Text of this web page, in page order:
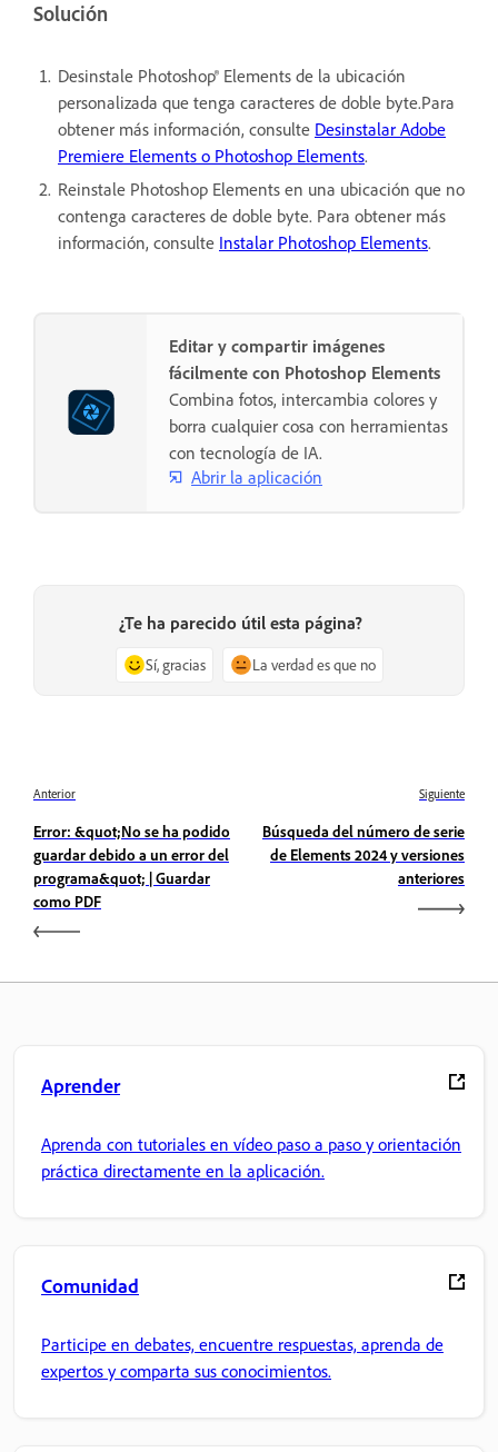
Solución
Desinstale Photoshop® Elements de la ubicación
personalizada que tenga caracteres de doble byte.Para
obtener más información, consulte Desinstalar Adobe
Premiere Elements o Photoshop Elements.
Reinstale Photoshop Elements en una ubicación que no
contenga caracteres de doble byte. Para obtener más
información, consulte Instalar Photoshop Elements.
Editar y compartir imágenes
fácilmente con Photoshop Elements
Combina fotos, intercambia colores y
borra cualquier cosa con herramientas
con tecnología de IA.
Abrir la aplicación
¿Te ha parecido útil esta página?
Sí, gracias La verdad es que no
Anterior
Error: &quot;No se ha podido
guardar debido a un error del
programa&quot; | Guardar
como PDF
Siguiente
Búsqueda del número de serie
de Elements 2024 y versiones
anteriores
Aprender
Aprenda con tutoriales en vídeo paso a paso y orientación
práctica directamente en la aplicación.
Comunidad
Participe en debates, encuentre respuestas, aprenda de
expertos y comparta sus conocimientos.